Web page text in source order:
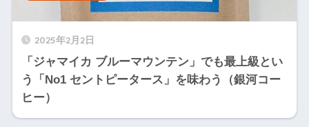
2025年2月2日
「ジャマイカ ブルーマウンテン」でも最上級とい
う「No1 セントピータース」を味わう（銀河コー
ヒー）